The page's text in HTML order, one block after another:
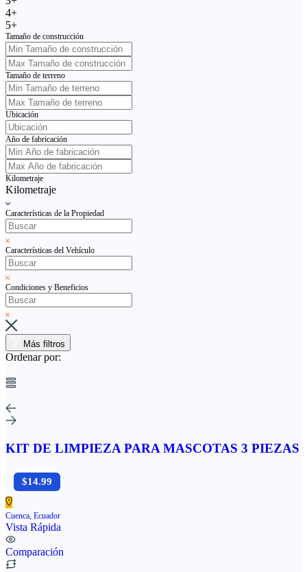
4+
5+
Tamaño de construcción
Tamaño de terreno
Ubicación
Año de fabricación
Kilometraje
Kilometraje
Características de la Propiedad
Características del Vehículo
Condiciones y Beneficios
Más filtros
Ordenar por:
KIT DE LIMPIEZA PARA MASCOTAS 3 PIEZAS
$14.99
Cuenca, Ecuador
Vista Rápida
Comparación